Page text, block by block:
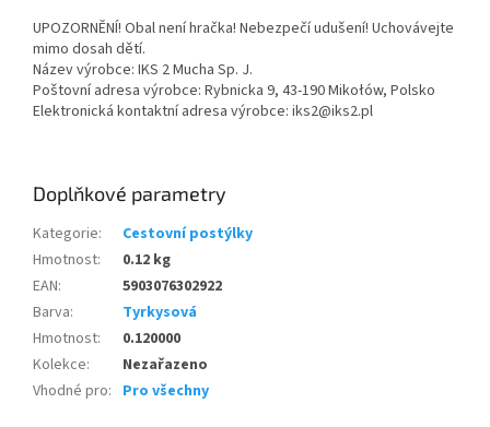
UPOZORNĚNÍ! Obal není hračka! Nebezpečí udušení! Uchovávejte
mimo dosah dětí.
Název výrobce: IKS 2 Mucha Sp. J.
Poštovní adresa výrobce: Rybnicka 9, 43-190 Mikołów, Polsko
Elektronická kontaktní adresa výrobce: iks2@iks2.pl
Doplňkové parametry
Kategorie:
Cestovní postýlky
Hmotnost:
0.12 kg
EAN:
5903076302922
Barva:
Tyrkysová
Hmotnost:
0.120000
Kolekce:
Nezařazeno
Vhodné pro: Pro všechny